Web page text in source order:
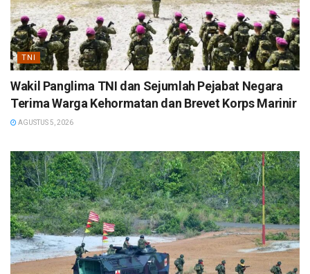
TNI
Wakil Panglima TNI dan Sejumlah Pejabat Negara
Terima Warga Kehormatan dan Brevet Korps Marinir
AGUSTUS 5, 2026